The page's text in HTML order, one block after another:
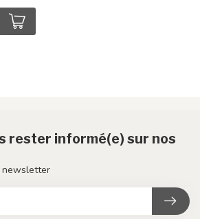
rester informé(e) sur nos
newsletter